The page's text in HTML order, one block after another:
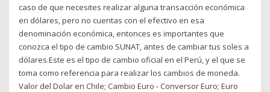
caso de que necesites realizar alguna transacción económica
en dólares, pero no cuentas con el efectivo en esa
denominación económica, entonces es importantes que
conozca el tipo de cambio SUNAT, antes de cambiar tus soles a
dólares.Este es el tipo de cambio oficial en el Perú, y el que se
toma como referencia para realizar los cambios de moneda.
Valor del Dolar en Chile; Cambio Euro - Conversor Euro; Euro